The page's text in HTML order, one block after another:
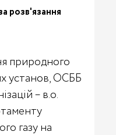
розв'язання
природного
установ, ОСББ
– в.о.
газу на